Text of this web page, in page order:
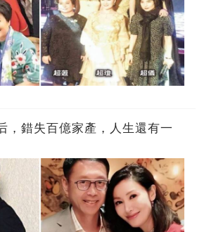
，錯失百億家產，人生還有一